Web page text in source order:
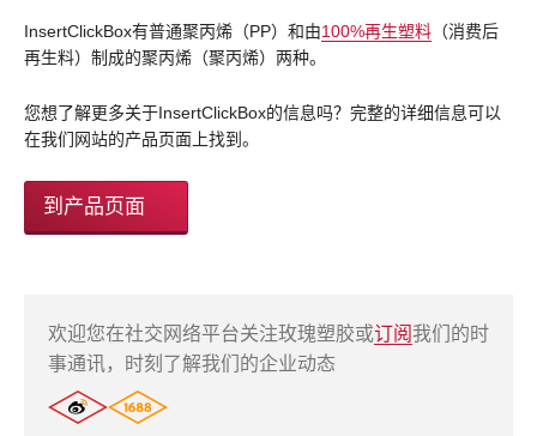
InsertClickBox有普通聚丙烯（PP）和由100%再生塑料 （消费后
再生料）制成的聚丙烯（聚丙烯）两种。
您想了解更多关于InsertClickBox的信息吗？完整的详细信息可以
在我们网站的产品页面上找到。
到产品页面
欢迎您在社交网络平台关注玫瑰塑胶或订阅我们的时
事通讯，时刻了解我们的企业动态